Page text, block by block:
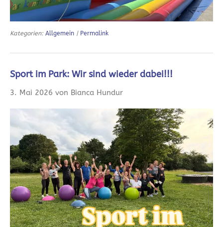
Kategorien: Allgemein | Permalink
Sport im Park: Wir sind wieder dabei!!!
3. Mai 2026 von Bianca Hundur